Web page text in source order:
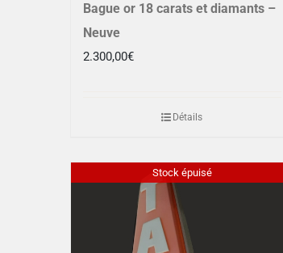
Bague or 18 carats et diamants –
Neuve
2.300,00€
Détails
Stock épuisé